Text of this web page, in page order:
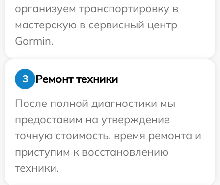
организуем транспортировку в
мастерскую в сервисный центр
Garmin.
3
Ремонт техники
После полной диагностики мы
предоставим на утверждение
точную стоимость, время ремонта и
приступим к восстановлению
техники.